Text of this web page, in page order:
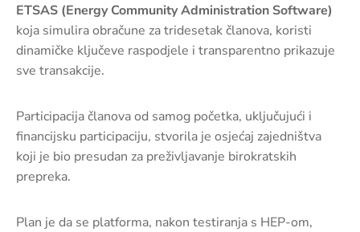
ETSAS (Energy Community Administration Software)
koja simulira obračune za tridesetak članova, koristi
dinamičke ključeve raspodjele i transparentno prikazuje
sve transakcije.
Participacija članova od samog početka, uključujući i
financijsku participaciju, stvorila je osjećaj zajedništva
koji je bio presudan za preživljavanje birokratskih
prepreka.
Plan je da se platforma, nakon testiranja s HEP-om,